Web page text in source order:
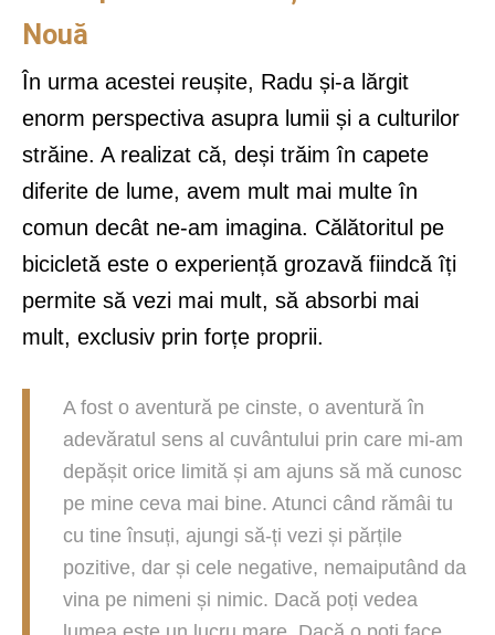
Nouă
În urma acestei reușite, Radu și-a lărgit
enorm perspectiva asupra lumii și a culturilor
străine. A realizat că, deși trăim în capete
diferite de lume, avem mult mai multe în
comun decât ne-am imagina. Călătoritul pe
bicicletă este o experiență grozavă fiindcă îți
permite să vezi mai mult, să absorbi mai
mult, exclusiv prin forțe proprii.
A fost o aventură pe cinste, o aventură în
adevăratul sens al cuvântului prin care mi-am
depășit orice limită și am ajuns să mă cunosc
pe mine ceva mai bine. Atunci când rămâi tu
cu tine însuți, ajungi să-ți vezi și părțile
pozitive, dar și cele negative, nemaiputând da
vina pe nimeni și nimic. Dacă poți vedea